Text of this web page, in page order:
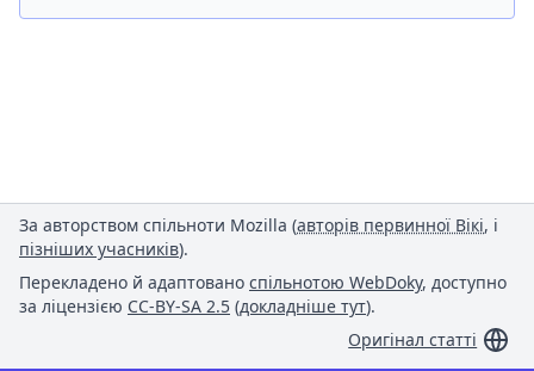
За авторством спільноти Mozilla (авторів первинної Вікі, і
пізніших учасників).
Перекладено й адаптовано спільнотою WebDoky, доступно
за ліцензією CC-BY-SA 2.5 (докладніше тут).
Оригінал статті